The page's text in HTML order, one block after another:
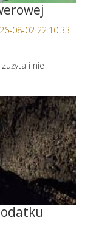
08-02 22:10:33
i nie